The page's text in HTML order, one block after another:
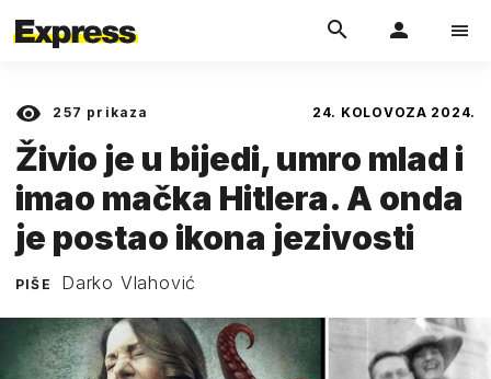
257 prikaza 24. KOLOVOZA 2024.
Živio je u bijedi, umro mlad i
imao mačka Hitlera. A onda
je postao ikona jezivosti
PIŠE Darko Vlahović